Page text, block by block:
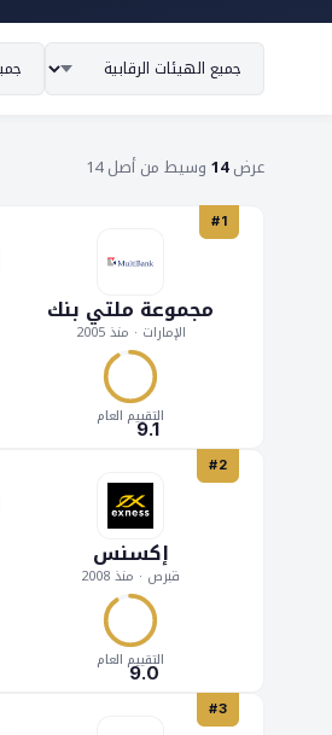
عرض14 وسيط من أصل 14
#1
مجموعة ملتي بنك
الإمارات · منذ 2005
9.1
التقييم العام
#2
إكسنس
قبرص · منذ 2008
9.0
التقييم العام
#3